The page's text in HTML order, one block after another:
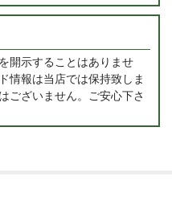
開示することはありませ
情報は当店では保持致しま
ございません。ご安心下さ